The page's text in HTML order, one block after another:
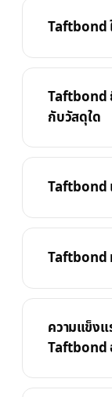
Taftbond
Taftbond
กับวัสดุใด
Taftbond
Taftbond
ความแข็ง
Taftbond